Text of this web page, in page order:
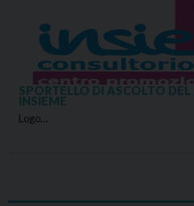
SPORTELLO DI ASCOLTO
INSIEME
Logo…